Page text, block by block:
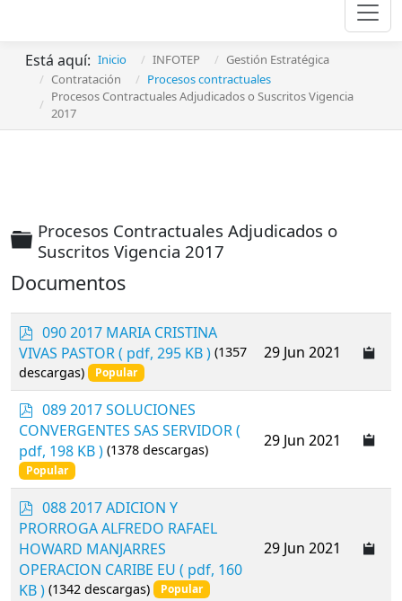
Está aquí: Inicio INFOTEP
Gestión Estratégica
Contratación
Procesos contractuales
Procesos Contractuales Adjudicados o Suscritos Vigencia
2017
Carpeta
Procesos Contractuales Adjudicados o
Suscritos Vigencia 2017
Documentos
p
d
f
090 2017 MARIA CRISTINA
VIVAS PASTOR( pdf, 295 KB ) (1357
descargas)
Popular
29 Jun 2021
p
d
f
089 2017 SOLUCIONES
CONVERGENTES SAS SERVIDOR(
pdf, 198 KB ) (1378 descargas)
Popular
29 Jun 2021
p
d
f
088 2017 ADICION Y
PRORROGA ALFREDO RAFAEL
HOWARD MANJARRES
OPERACION CARIBE EU ( pdf, 160
KB ) (1342 descargas) Popular
29 Jun 2021